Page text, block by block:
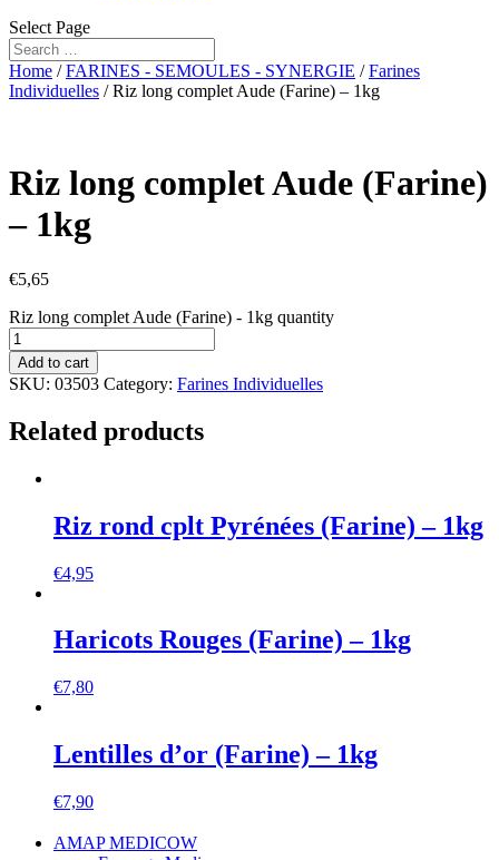
Select Page
Home /FARINES - SEMOULES - SYNERGIE /Farines
Individuelles / Riz long complet Aude (Farine) – 1kg
Riz long complet Aude (Farine)
– 1kg
€5,65
Riz long complet Aude (Farine) - 1kg quantity
Add to cart
SKU: 03503 Category: Farines Individuelles
Related products
Riz rond cplt Pyrénées (Farine) – 1kg
€4,95
Haricots Rouges (Farine) – 1kg
€7,80
Lentilles d’or (Farine) – 1kg
€7,90
AMAP MEDICOW